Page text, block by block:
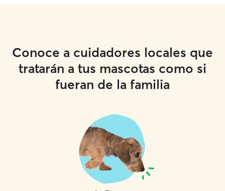
Conoce a cuidadores locales que
tratarán a tus mascotas como si
fueran de la familia